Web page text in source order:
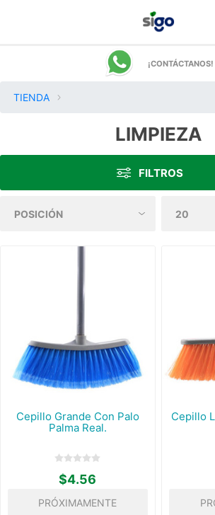
¡CONTÁCTANOS!
TIENDA
LIMPIEZA
FILTROS
Cepillo Grande Con Palo
Palma Real.
$4.56
PRÓXIMAMENTE
Cepillo